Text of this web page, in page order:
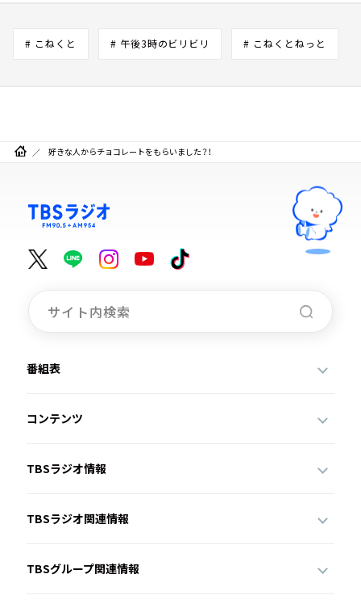
# こねくと # 午後3時のビリビリ # こねくとねっと
好きな人からチョコレートをもらいました？！
番組表
コンテンツ
TBSラジオ情報
TBSラジオ関連情報
TBSグループ関連情報